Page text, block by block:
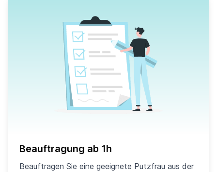
Beauftragung ab 1h
Beauftragen Sie eine geeignete Putzfrau aus der